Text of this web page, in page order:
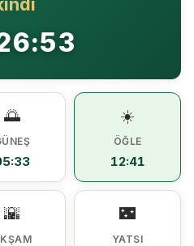
Kaymakam Kaptanoğlu’ndan Kıbrıs Gazisi Recep Kıral’a iftar ziyareti
🌅 ☀️
ÖĞLE
12:41
🌇 🌃
YATSI